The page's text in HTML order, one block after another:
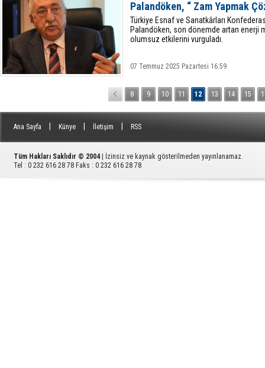
Palandöken, “ Zam Yapmak
Türkiye Esnaf ve Sanatkârları
Palandöken, son dönemde artan enerji
olumsuz etkilerini vurguladı.
07 Temmuz 2025 Pazartesi 16:59
8 9 10 11 12 13 14 15
Ana Sayfa Künye İletişim RSS
Tüm Hakları Saklıdır © 2004
| İzinsiz ve kaynak gösterilmeden yayınlanamaz.
Tel : 0 232 616 28 78 Faks : 0 232 616 28 78